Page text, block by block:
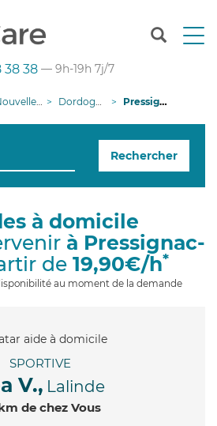
T
n
g
i
38 38 — 9h-19h 7j/7
Aquitaine Dordogne Pressignac-Vicq
Rechercher
à domicile
à Pressignac-
de 19,90€/h*
au moment de la demande
SPORTIVE
V., Lalinde
de chez Vous